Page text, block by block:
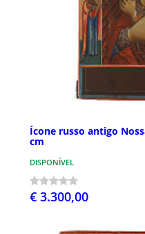
Ícone russo antigo
cm
DISPONÍVEL
€ 3.300,00